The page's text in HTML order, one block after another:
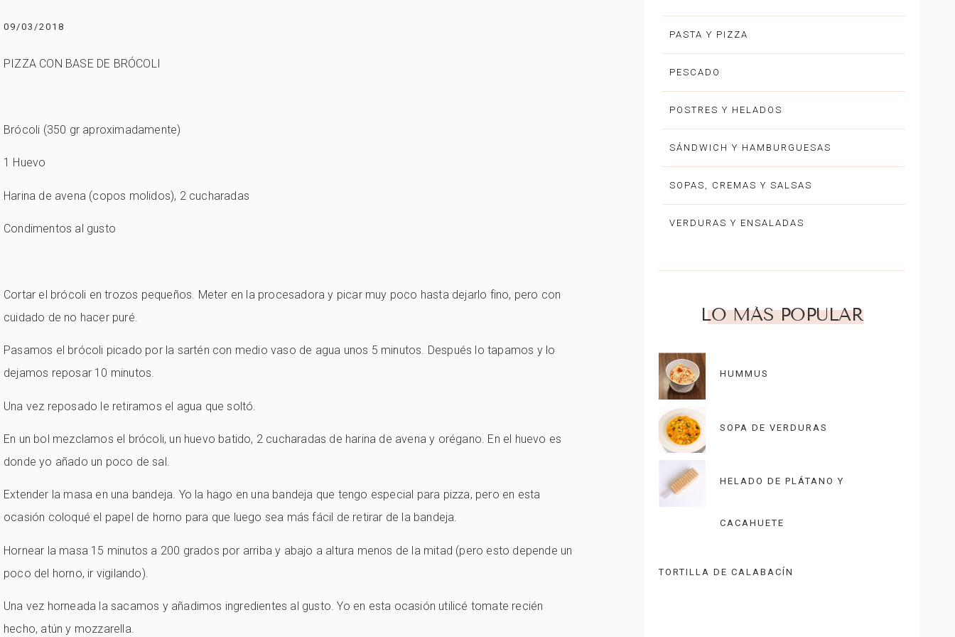
09/03/2018
PIZZA CON BASE DE BRÓCOLI
Brócoli (350 gr aproximadamente)
1 Huevo
Harina de avena (copos molidos), 2 cucharadas
Condimentos al gusto
Cortar el brócoli en trozos pequeños. Meter en la procesadora y picar muy poco hasta dejarlo fino, pero con
cuidado de no hacer puré.
Pasamos el brócoli picado por la sartén con medio vaso de agua unos 5 minutos. Después lo tapamos y lo
dejamos reposar 10 minutos.
Una vez reposado le retiramos el agua que soltó.
En un bol mezclamos el brócoli, un huevo batido, 2 cucharadas de harina de avena y orégano. En el huevo es
donde yo añado un poco de sal.
Extender la masa en una bandeja. Yo la hago en una bandeja que tengo especial para pizza, pero en esta
ocasión coloqué el papel de horno para que luego sea más fácil de retirar de la bandeja.
Hornear la masa 15 minutos a 200 grados por arriba y abajo a altura menos de la mitad (pero esto depende un
poco del horno, ir vigilando).
Una vez horneada la sacamos y añadimos ingredientes al gusto. Yo en esta ocasión utilicé tomate recién
hecho, atún y mozzarella.
PASTA Y PIZZA
PESCADO
POSTRES Y HELADOS
SÁNDWICH Y HAMBURGUESAS
SOPAS, CREMAS Y SALSAS
VERDURAS Y ENSALADAS
LO MÁS POPULAR
HUMMUS
SOPA DE VERDURAS
HELADO DE PLÁTANO Y
CACAHUETE
TORTILLA DE CALABACÍN